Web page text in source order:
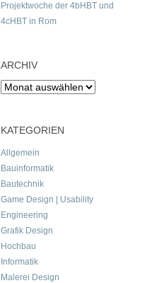
Projektwoche der 4bHBT und
4cHBT in Rom
ARCHIV
Archiv
KATEGORIEN
Allgemein
Bauinformatik
Bautechnik
Game Design | Usability
Engineering
Grafik Design
Hochbau
Informatik
Malerei Design